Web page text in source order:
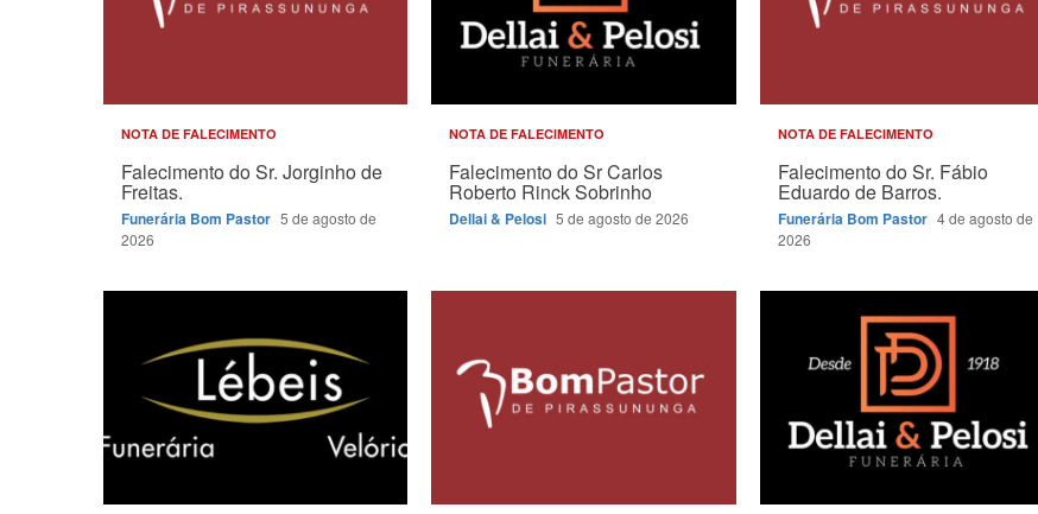
NOTA DE FALECIMENTO
Falecimento do Sr. Jorginho de
Freitas.
Funerária Bom Pastor 5 de agosto de
2026
NOTA DE FALECIMENTO
Falecimento do Sr Carlos
Roberto Rinck Sobrinho
Dellai & Pelosi 5 de agosto de 2026
NOTA DE FALECIMENTO
Falecimento do Sr. Fábio
Eduardo de Barros.
Funerária Bom Pastor 4 de agosto de
2026